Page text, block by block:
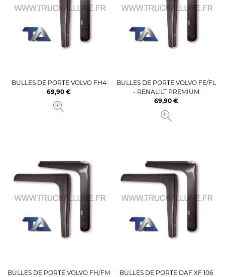
BULLES DE PORTE VOLVO FH4
Prix
69,90 €
BULLES DE PORTE VOLVO FE/FL
- RENAULT PREMIUM
Prix
69,90 €
BULLES DE PORTE VOLVO FH/FM
BULLES DE PORTE DAF XF 106